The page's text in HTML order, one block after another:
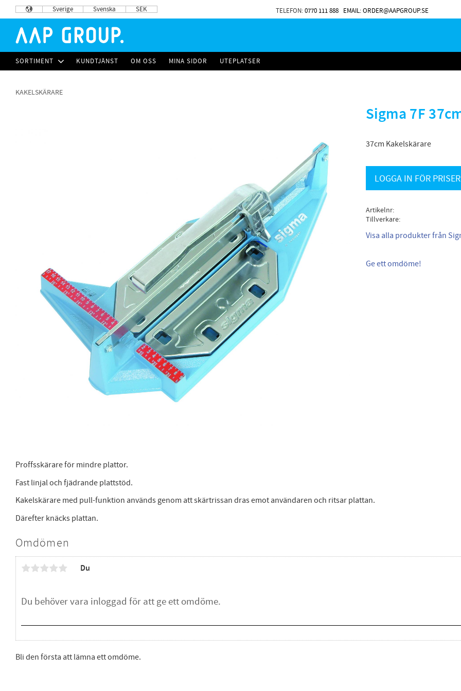
Sverige Svenska SEK TELEFON:0770 111 888 EMAIL: ORDER@AAPGROUP.SE
SORTIMENT KUNDTJÄNST OM OSS MINA SIDOR UTEPLATSER
KAKELSKÄRARE
Sigma 7F
37cm Kakelskärare
LOGGA IN FÖR PRISER
Artikelnr
Tillverkare
Visa alla produkter från
Ge ett omdöme!
Proffsskärare för mindre plattor.
Fast linjal och fjädrande plattstöd.
Kakelskärare med pull-funktion används genom att skärtrissan dras emot användaren och ritsar plattan.
Därefter knäcks plattan.
Omdömen
Du
Bli den första att lämna ett omdöme.